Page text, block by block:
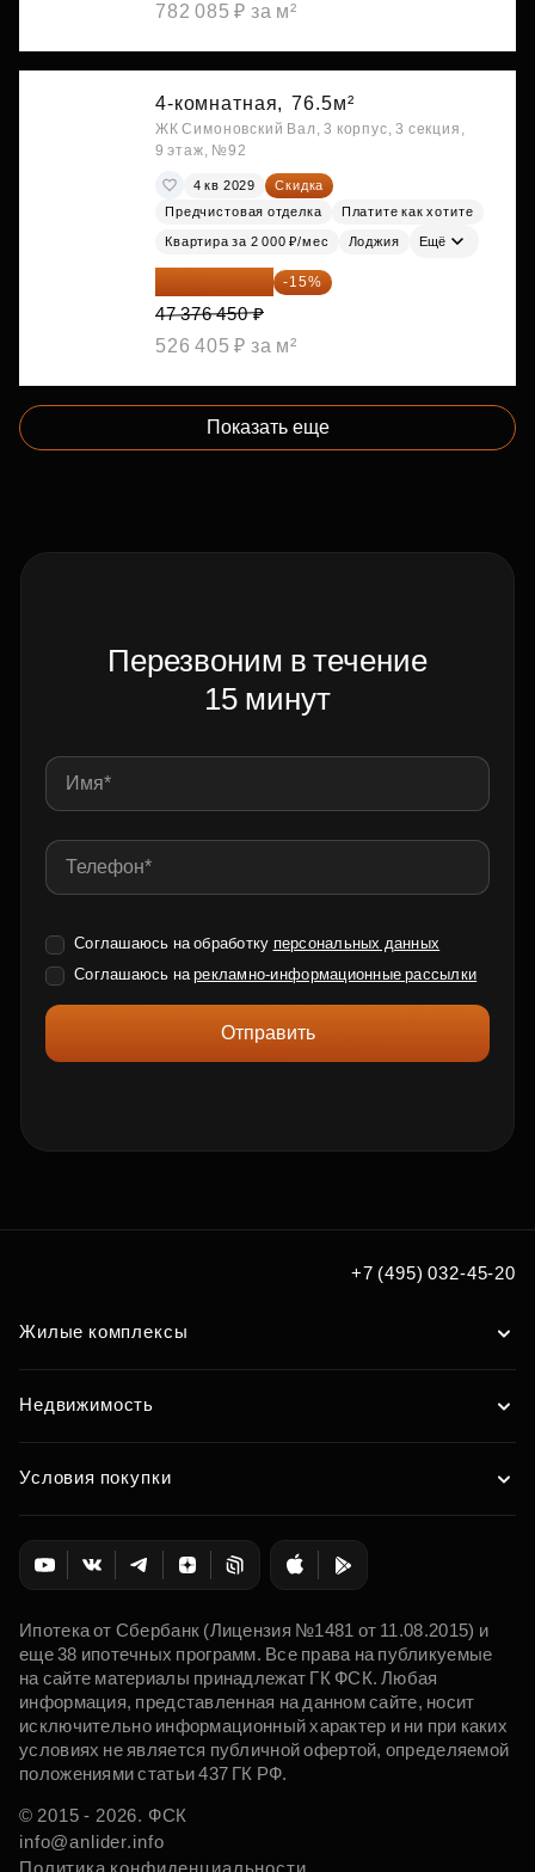
782 085 ₽ за м²
4-комнатная, 76.5м²
ЖК Симоновский Вал, 3 корпус, 3 секция,
9 этаж, №92
4 кв 2029
Скидка
Предчистовая отделка
Платите как хотите
Квартира за 2 000 ₽/мес Лоджия Ещё
40 269 983 ₽ -15%
47 376 450 ₽
526 405 ₽ за м²
Показать еще
Перезвоним в течение
15 минут
Соглашаюсь на обработку персональных данных
Соглашаюсь нарекламно-информационные рассылки
Отправить
+7 (495) 032-45-20
Жилые комплексы
Недвижимость
Условия покупки
Ипотека от Сбербанк (Лицензия №1481 от 11.08.2015) и
еще 38 ипотечных программ. Все права на публикуемые
на сайте материалы принадлежат ГК ФСК. Любая
информация, представленная на данном сайте, носит
исключительно информационный характер и ни при каких
условиях не является публичной офертой, определяемой
положениями статьи 437 ГК РФ.
© 2015 - 2026. ФСК
info@anlider.info
Политика конфиденциальности